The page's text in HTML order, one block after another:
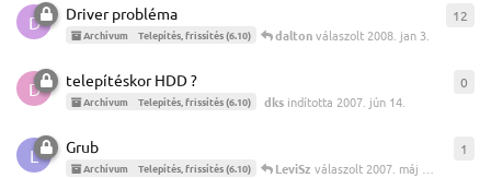
D Driver probléma
Archívum Telepítés, frissítés (6.10) daltonválaszolt 2008. jan 3.
12
D telepítéskor HDD ?
Archívum Telepítés, frissítés (6.10) dksindította 2007. jún 14.
0
L Grub
Archívum Telepítés, frissítés (6.10) LeviSz válaszolt 2007. máj 25.
1